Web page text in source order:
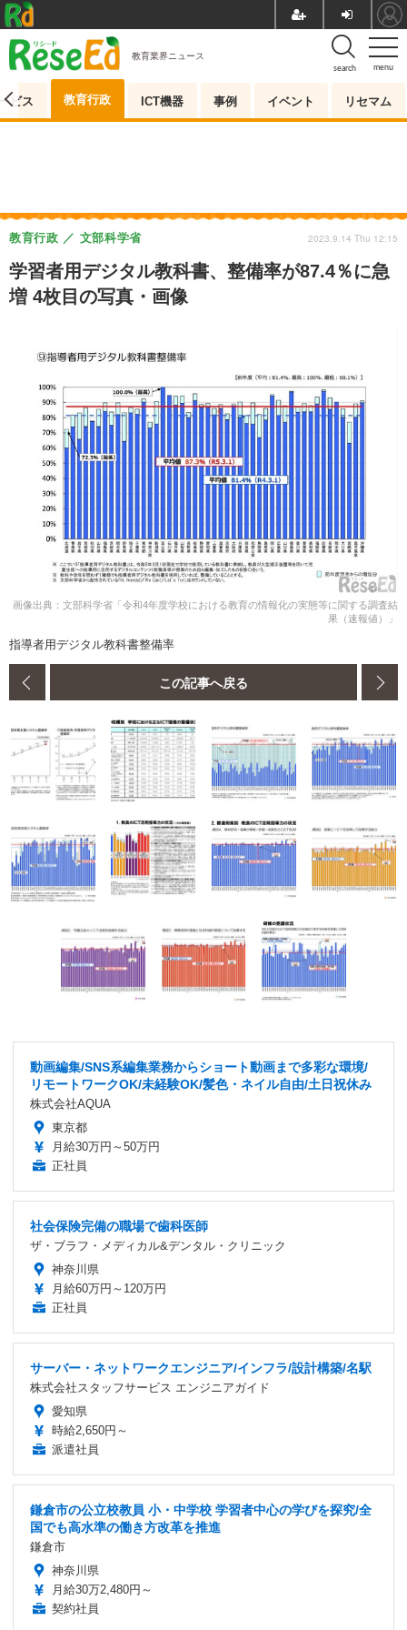
menu
search
教育業界ニュース
ビス 教育行政 ICT機器 事例 イベント リセマム
学習者用デジタル教科書、整備率が87.4％に急
増 4枚目の写真・画像
教育行政 文部科学省 2023.9.14 Thu 12:15
画像出典：文部科学省「令和4年度学校における教育の情報化の実態等に関する調査結
果（速報値）」
指導者用デジタル教科書整備率
この記事へ戻る
動画編集/SNS系編集業務からショート動画まで多彩な環境/
リモートワークOK/未経験OK/髪色・ネイル自由/土日祝休み
株式会社AQUA
東京都
月給30万円～50万円
正社員
社会保険完備の職場で歯科医師
ザ・ブラフ・メディカル&デンタル・クリニック
神奈川県
月給60万円～120万円
正社員
サーバー・ネットワークエンジニア/インフラ/設計構築/名駅
株式会社スタッフサービス エンジニアガイド
愛知県
時給2,650円～
派遣社員
鎌倉市の公立校教員 小・中学校 学習者中心の学びを探究/全
国でも高水準の働き方改革を推進
鎌倉市
神奈川県
月給30万2,480円～
契約社員